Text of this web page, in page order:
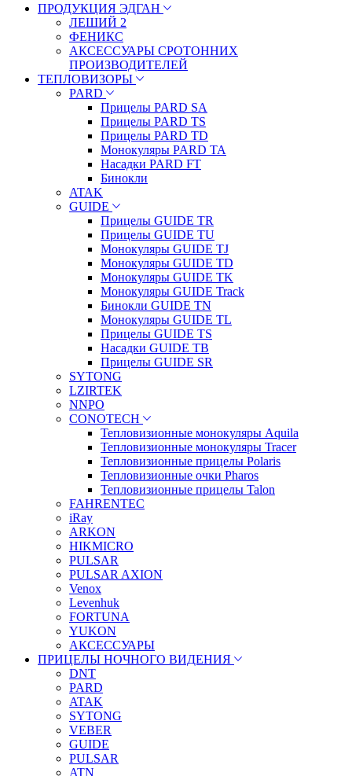
ПРОДУКЦИЯ ЭДГАН
ЛЕШИЙ 2
ФЕНИКС
АКСЕССУАРЫ СРОТОННИХ
ПРОИЗВОДИТЕЛЕЙ
ТЕПЛОВИЗОРЫ
PARD
Прицелы PARD SA
Прицелы PARD TS
Прицелы PARD TD
Монокуляры PARD TA
Насадки PARD FT
Бинокли
ATAK
GUIDE
Прицелы GUIDE TR
Прицелы GUIDE TU
Монокуляры GUIDE TJ
Монокуляры GUIDE TD
Монокуляры GUIDE TK
Монокуляры GUIDE Track
Бинокли GUIDE TN
Монокуляры GUIDE TL
Прицелы GUIDE TS
Насадки GUIDE TB
Прицелы GUIDE SR
SYTONG
LZIRTEK
NNPO
CONOTECH
Тепловизионные монокуляры Aquila
Тепловизионные монокуляры Tracer
Тепловизионные прицелы Polaris
Тепловизионные очки Pharos
Тепловизионные прицелы Talon
FAHRENTEC
iRay
ARKON
HIKMICRO
PULSAR
PULSAR AXION
Venox
Levenhuk
FORTUNA
YUKON
АКСЕССУАРЫ
ПРИЦЕЛЫ НОЧНОГО ВИДЕНИЯ
DNT
PARD
ATAK
SYTONG
VEBER
GUIDE
PULSAR
ATN